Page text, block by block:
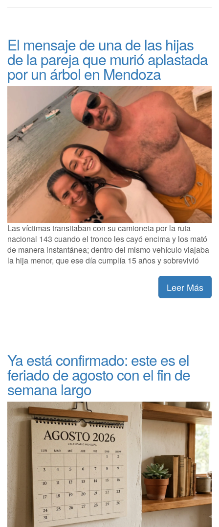
El mensaje de una de las hijas
de la pareja que murió aplastada
por un árbol en Mendoza
Las víctimas transitaban con su camioneta por la ruta
nacional 143 cuando el tronco les cayó encima y los mató
de manera instantánea; dentro del mismo vehículo viajaba
la hija menor, que ese día cumplía 15 años y sobrevivió
Leer Más
Ya está confirmado: este es el
feriado de agosto con el fin de
semana largo